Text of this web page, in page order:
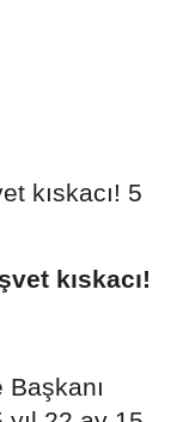
kıskacı!